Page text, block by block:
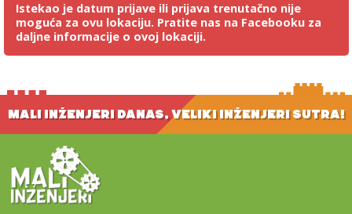
Istekao je datum prijave ili prijava trenutačno nije
moguća za ovu lokaciju. Pratite nas na Facebooku za
daljne informacije o ovoj lokaciji.
MALI INŽENJERI DANAS, VELIKI INŽENJERI SUTRA!